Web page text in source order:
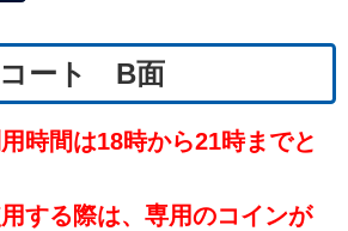
コート B面
時間は18時から21時までと
する際は、専用のコインが